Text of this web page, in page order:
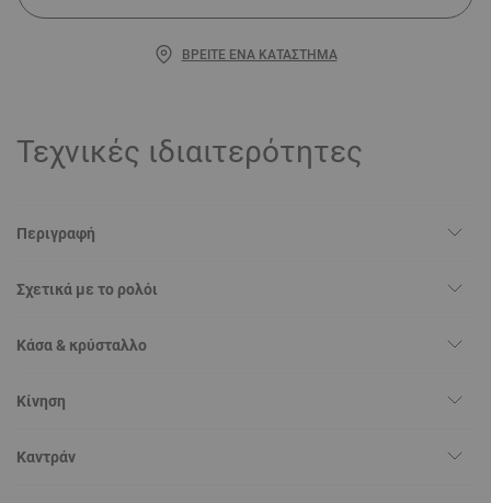
ΒΡΕΊΤΕ ΈΝΑ ΚΑΤΆΣΤΗΜΑ
Τεχνικές ιδιαιτερότητες
Περιγραφή
Σχετικά με το ρολόι
Κάσα & κρύσταλλο
Κίνηση
Καντράν